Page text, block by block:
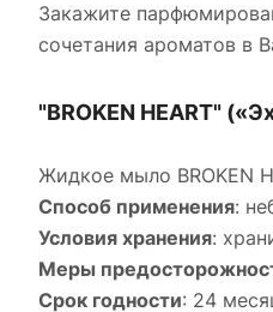
Закажите
сочетания ароматов в
"BROKEN HEART"
Жидкое мыло BROKEN
Способ применения:
Условия хранения:
Меры
Срок годности: 24